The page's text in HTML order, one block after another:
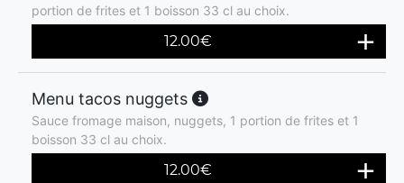
portion de frites et 1 boisson 33 cl au choix.
12.00€
Menu tacos nuggets
Sauce fromage maison, nuggets, 1 portion de frites et 1
boisson 33 cl au choix.
12.00€